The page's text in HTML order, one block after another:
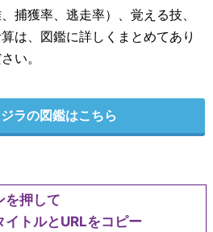
捕獲率、逃走率）、覚える技、
は、図鑑に詳しくまとめてあり
い。
ラの図鑑はこちら
を押して
イトルとURLをコピー